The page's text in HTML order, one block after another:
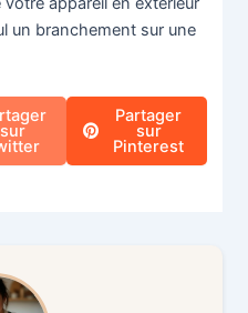
un branchement sur une
sur
Partager
sur
Pinterest